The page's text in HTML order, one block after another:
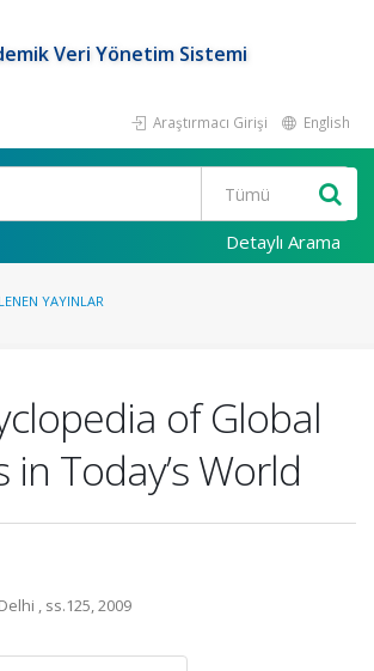
Veri Yönetim Sistemi
Araştırmacı Girişi English
Detaylı Arama
YAYINLAR
of Global
in Today’s World
, ss.125, 2009